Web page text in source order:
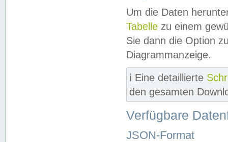
Um die Daten
Tabelle zu einem
Sie dann die Option
Diagrammanzeige.
ℹ️ Eine detaillierte
den gesamten
Verfügbare
JSON-Format